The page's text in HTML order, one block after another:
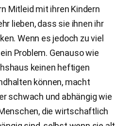
Mitleid mit ihren Kindern
lieben, dass sie ihnen ihr
Wenn es jedoch zu viel
Problem. Genauso wie
keinen heftigen
können, macht
schwach und abhängig wie
die wirtschaftlich